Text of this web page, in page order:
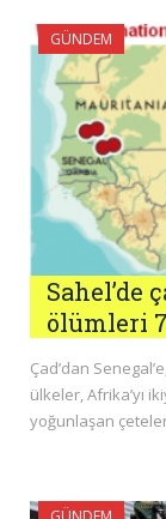
GÜNDEM
Sahel’de
ölümleri
Çad’dan
ülkeler, Afrika’yı
yoğunlaşan